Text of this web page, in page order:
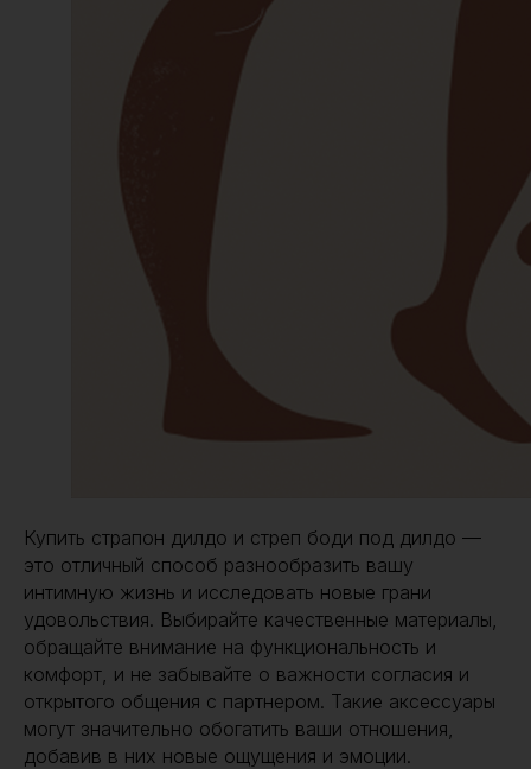
Купить страпон дилдо и стреп боди под дилдо —
это отличный способ разнообразить вашу
интимную жизнь и исследовать новые грани
удовольствия. Выбирайте качественные материалы,
обращайте внимание на функциональность и
комфорт, и не забывайте о важности согласия и
открытого общения с партнером. Такие аксессуары
могут значительно обогатить ваши отношения,
добавив в них новые ощущения и эмоции.